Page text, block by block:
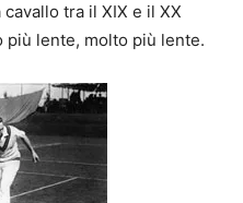
tra il XIX e il XX
più lente, molto più lente.